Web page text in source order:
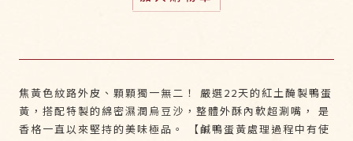
焦黃色紋路外皮、顆顆獨一無二！ 嚴選22天的紅土醃製鴨蛋
黃，搭配特製的綿密濕潤烏豆沙，整體外酥內軟超涮嘴， 是
香格一直以來堅持的美味極品。 【鹹鴨蛋黃處理過程中有使